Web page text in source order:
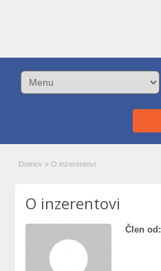
Domov » O inzerentovi
O inzerentovi
Člen od: